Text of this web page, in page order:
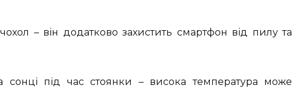
– він додатково захистить смартфон від пилу та
сонці під час стоянки – висока температура може